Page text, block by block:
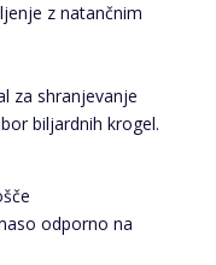
z natančnim
za shranjevanje
biljardnih krogel.
odporno na